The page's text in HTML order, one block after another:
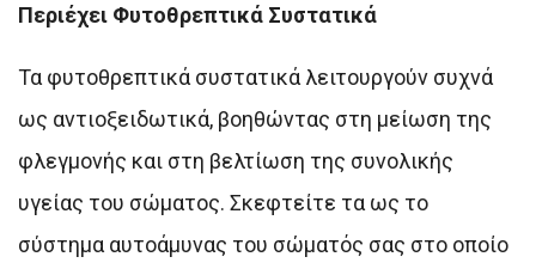
Περιέχει Φυτοθρεπτικά Συστατικά
Τα φυτοθρεπτικά συστατικά λειτουργούν συχνά
ως αντιοξειδωτικά, βοηθώντας στη μείωση της
φλεγμονής και στη βελτίωση της συνολικής
υγείας του σώματος. Σκεφτείτε τα ως το
σύστημα αυτοάμυνας του σώματός σας στο οποίο